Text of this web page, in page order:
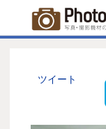
ツイート